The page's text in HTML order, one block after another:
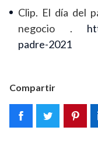
Clip. El día del
negocio .
padre-2021
Compartir